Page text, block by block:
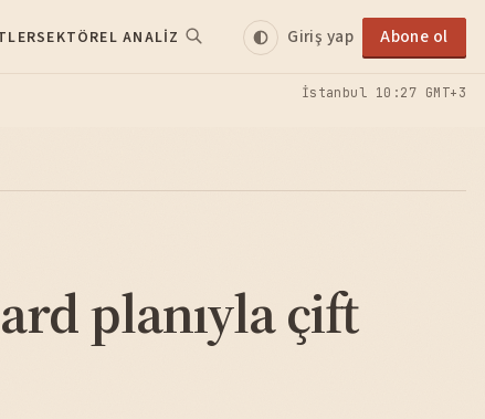
SEKTÖREL ANALIZ Giriş yap Abone ol
İstanbul 10:27 GMT+3
planıyla çift